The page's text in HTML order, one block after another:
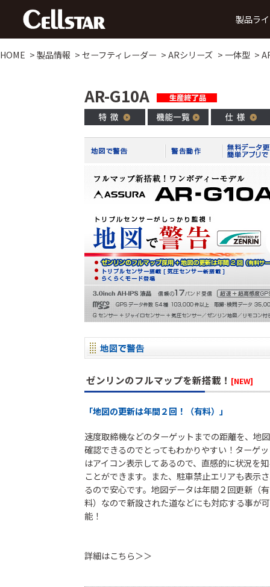
製品ラ
ドライブレコーダー
後方録画
タイプ
前方・後方録画
タイプ
360° 録画
タイプ
前方・
タ
デジタルインナーミラー
後方・前方録画タイプ
セーフティレーダー
GPSレシーバー レーダー探知
コラボモデル
その他製品
DC/ACインバ DC/DCコンバ
MyCellstarで更新
SDカード購入で更新 ダウ
HOME 製品情報 セーフティレーダー ARシリーズ 一体型
AR-G10A
ゼンリンのフルマップを新搭載！ [NEW]
「地図の更新は年間２回！（有料）」
速度取締機などのターゲットまでの距離を、地
確認できるのでとってもわかりやすい！ターゲ
はアイコン表示してあるので、直感的に状況を
ことができます。また、駐車禁止エリアも表示
るので安心です。地図データは年間２回更新（有
料）なので新設された道などにも対応する事が可
能！
詳細はこちら＞＞